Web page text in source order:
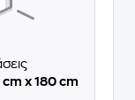
x 180 cm